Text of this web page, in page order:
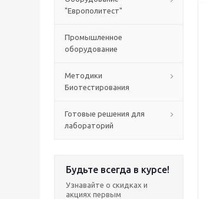
"Европолитест"
Промышленное
оборудование
Методики
Биотестирования
Готовые решения для
лабораторий
Будьте всегда в курсе!
Узнавайте о скидках и
акциях первым